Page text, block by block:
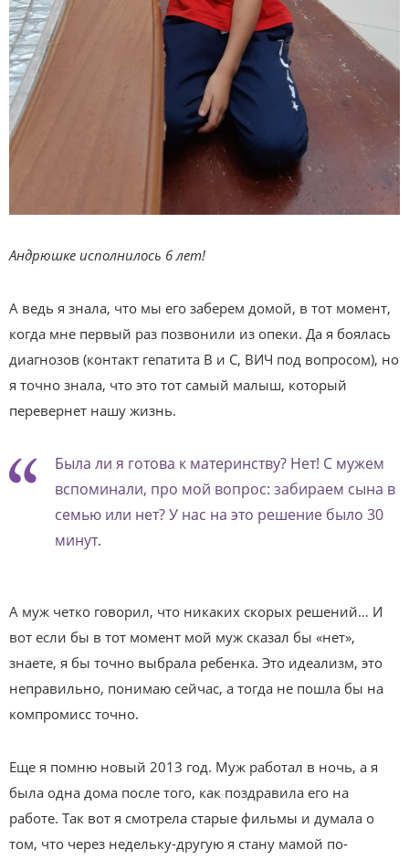
Андрюшке исполнилось 6 лет!
А ведь я знала, что мы его заберем домой, в тот момент,
когда мне первый раз позвонили из опеки. Да я боялась
диагнозов (контакт гепатита B и C, ВИЧ под вопросом), но
я точно знала, что это тот самый малыш, который
перевернет нашу жизнь.
Была ли я готова к материнству? Нет! С мужем
вспоминали, про мой вопрос: забираем сына в
семью или нет? У нас на это решение было 30
минут.
А муж четко говорил, что никаких скорых решений… И
вот если бы в тот момент мой муж сказал бы «нет»,
знаете, я бы точно выбрала ребенка. Это идеализм, это
неправильно, понимаю сейчас, а тогда не пошла бы на
компромисс точно.
Еще я помню новый 2013 год. Муж работал в ночь, а я
была одна дома после того, как поздравила его на
работе. Так вот я смотрела старые фильмы и думала о
том, что через недельку-другую я стану мамой по-